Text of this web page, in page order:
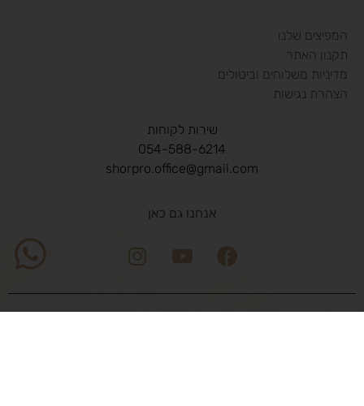
המפיצים שלנו
תקנון האתר
מדיניות משלוחים וביטולים
הצהרת נגישות
שירות לקוחות
054-588-6214
shorpro.office@gmail.com
אנחנו גם כאן